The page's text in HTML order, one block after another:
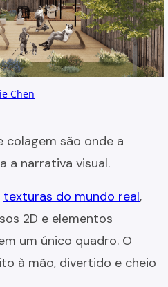
Chen
colagem são onde a
a narrativa visual.
texturas do mundo real,
2D e elementos
um único quadro. O
à mão, divertido e cheio